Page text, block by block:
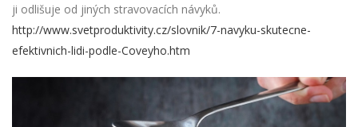
ji odlišuje od jiných stravovacích návyků.
http://www.svetproduktivity.cz/slovnik/7-navyku-skutecne-
efektivnich-lidi-podle-Coveyho.htm